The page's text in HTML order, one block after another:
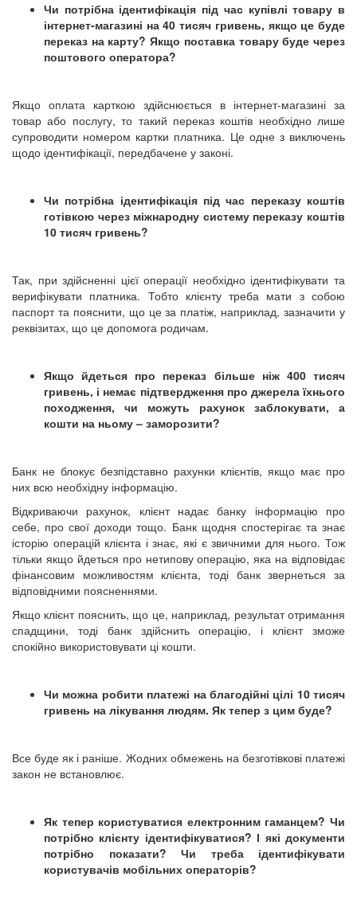
Чи потрібна ідентифікація під час купівлі товару в
інтернет-магазині на 40 тисяч гривень, якщо це буде
переказ на карту? Якщо поставка товару буде через
поштового оператора?
Якщо оплата карткою здійснюється в інтернет-магазині за
товар або послугу, то такий переказ коштів необхідно лише
супроводити номером картки платника. Це одне з виключень
щодо ідентифікації, передбачене у законі.
Чи потрібна ідентифікація під час переказу коштів
готівкою через міжнародну систему переказу коштів
10 тисяч гривень?
Так, при здійсненні цієї операції необхідно ідентифікувати та
верифікувати платника. Тобто клієнту треба мати з собою
паспорт та пояснити, що це за платіж, наприклад, зазначити у
реквізитах, що це допомога родичам.
Якщо йдеться про переказ більше ніж 400 тисяч
гривень, і немає підтвердження про джерела їхнього
походження, чи можуть рахунок заблокувати, а
кошти на ньому – заморозити?
Банк не блокує безпідставно рахунки клієнтів, якщо має про
них всю необхідну інформацію.
Відкриваючи рахунок, клієнт надає банку інформацію про
себе, про свої доходи тощо. Банк щодня спостерігає та знає
історію операцій клієнта і знає, які є звичними для нього. Тож
тільки якщо йдеться про нетипову операцію, яка на відповідає
фінансовим можливостям клієнта, тоді банк звернеться за
відповідними поясненнями.
Якщо клієнт пояснить, що це, наприклад, результат отримання
спадщини, тоді банк здійснить операцію, і клієнт зможе
спокійно використовувати ці кошти.
Чи можна робити платежі на благодійні цілі 10 тисяч
гривень на лікування людям. Як тепер з цим буде?
Все буде як і раніше. Жодних обмежень на безготівкові платежі
закон не встановлює.
Як тепер користуватися електронним гаманцем? Чи
потрібно клієнту ідентифікуватися? І які документи
потрібно показати? Чи треба ідентифікувати
користувачів мобільних операторів?